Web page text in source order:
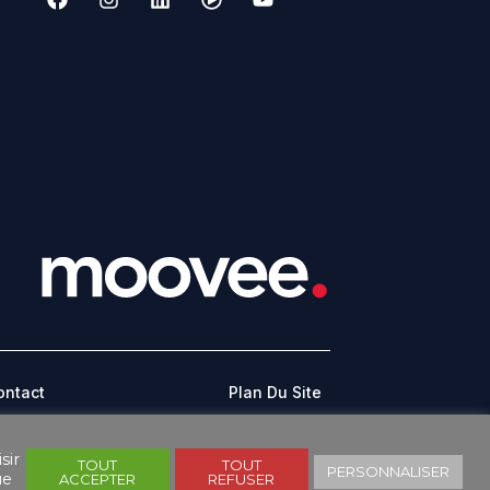
Plan Du Site
CONDITIONS GÉNÉRALES D’UTILISATION
TOUT
ACCEPTER
TOUT
REFUSER
PERSONNALISER